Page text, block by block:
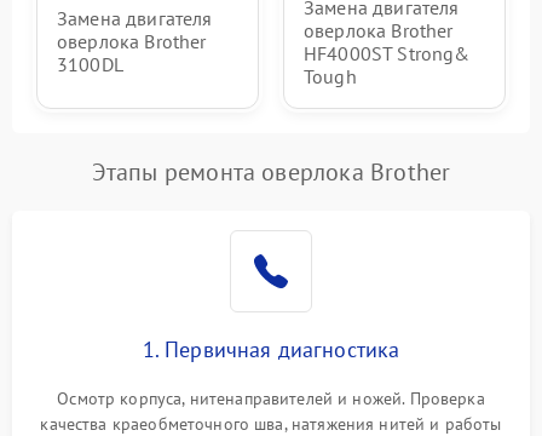
Замена двигателя
оверлока Brother
3100DL
Замена двигателя
оверлока Brother
HF4000ST Strong&
Tough
Этапы ремонта оверлока Brother
1. Первичная диагностика
Осмотр корпуса, нитенаправителей и ножей. Проверка
качества краеобметочного шва, натяжения нитей и работы